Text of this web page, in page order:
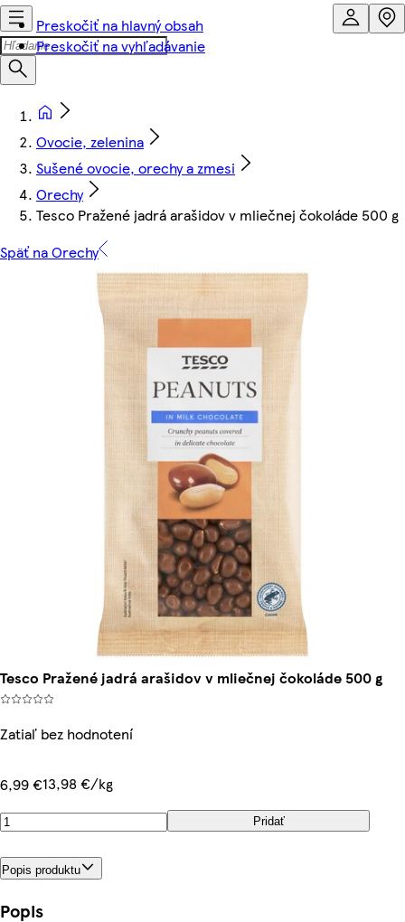
Preskočiť na hlavný obsah
Preskočiť na vyhľadávanie
Ovocie, zelenina
Sušené ovocie, orechy a zmesi
Orechy
Tesco Pražené jadrá arašidov v mliečnej čokoláde 500 g
Späť na Orechy
Tesco Pražené jadrá arašidov v mliečnej čokoláde 500 g
Zatiaľ bez hodnotení
6,99 €13,98 €/kg
Pridať
Popis produktu
Popis